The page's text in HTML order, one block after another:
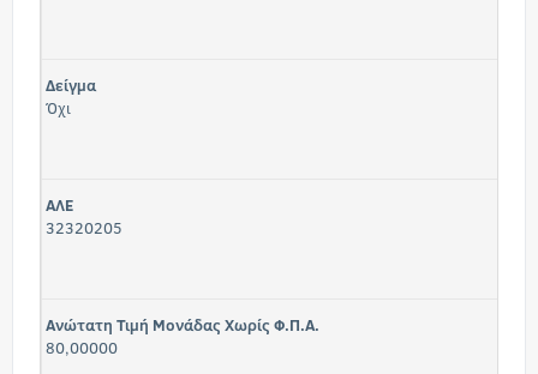
Δείγμα
Όχι
ΑΛΕ
32320205
Ανώτατη Τιμή Μονάδας Χωρίς Φ.Π.Α.
80,00000